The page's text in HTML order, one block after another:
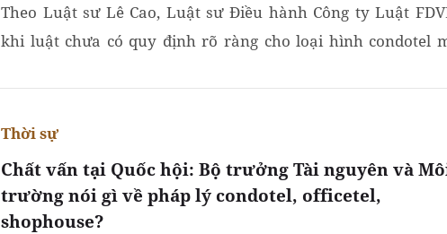
Theo Luật sư Lê Cao, Luật sư Điều hành Công ty Luật
khi luật chưa có quy định rõ ràng cho loại hình condotel
Chất vấn tại Quốc hội: Bộ trưởng Tài nguyên và
trường nói gì về pháp lý condotel, officetel,
shophouse?
Thời sự